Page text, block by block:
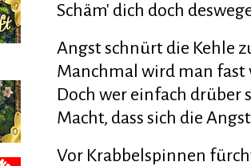
Schäm' dich doch
Angst schnürt die Kehle
Manchmal wird man fast
Doch wer einfach drüber
Macht, dass sich die
Vor Krabbelspinnen